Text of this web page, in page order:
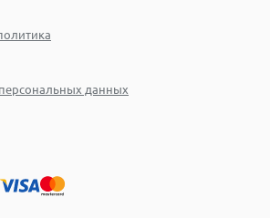
данных